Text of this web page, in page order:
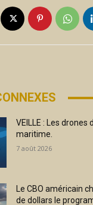
VEILLE : Les drones
maritime.
7 août 2026
Le CBO américain
de dollars le